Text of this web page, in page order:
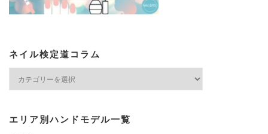
ネイル検定道コラム
定
エリア別ハンドモデル一覧